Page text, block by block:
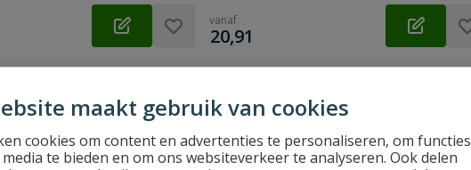
maakt gebruik van cookies
cookies om content en advertenties te personaliseren, om functies
te bieden en om ons websiteverkeer te analyseren. Ook delen
vanaf
€
20,91